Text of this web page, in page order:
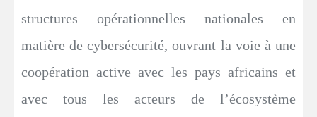
structures opérationnelles nationales en
matière de cybersécurité, ouvrant la voie à une
coopération active avec les pays africains et
avec tous les acteurs de l’écosystème